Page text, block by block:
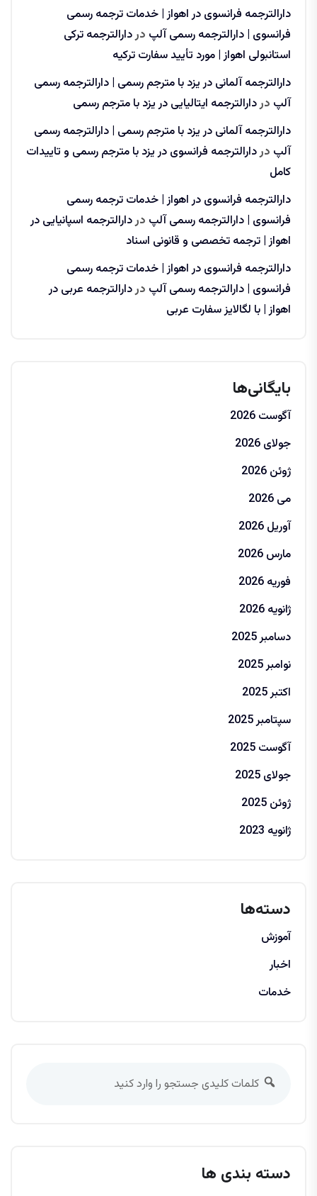
دارالترجمه فرانسوی در اهواز | خدمات ترجمه رسمی
فرانسوی | دارالترجمه رسمی آلپ دردارالترجمه ترکی
استانبولی اهواز | مورد تأیید سفارت ترکیه
دارالترجمه آلمانی در یزد با مترجم رسمی | دارالترجمه رسمی
آلپ دردارالترجمه ایتالیایی در یزد با مترجم رسمی
دارالترجمه آلمانی در یزد با مترجم رسمی | دارالترجمه رسمی
آلپ دردارالترجمه فرانسوی در یزد با مترجم رسمی و تاییدات
کامل
دارالترجمه فرانسوی در اهواز | خدمات ترجمه رسمی
فرانسوی | دارالترجمه رسمی آلپ دردارالترجمه اسپانیایی در
اهواز | ترجمه تخصصی و قانونی اسناد
دارالترجمه فرانسوی در اهواز | خدمات ترجمه رسمی
فرانسوی | دارالترجمه رسمی آلپ دردارالترجمه عربی در
اهواز | با لگالایز سفارت عربی
بایگانی‌ها
آگوست 2026
جولای 2026
ژوئن 2026
می 2026
آوریل 2026
مارس 2026
فوریه 2026
ژانویه 2026
دسامبر 2025
نوامبر 2025
اکتبر 2025
سپتامبر 2025
آگوست 2025
جولای 2025
ژوئن 2025
ژانویه 2023
دسته‌ها
آموزش
اخبار
خدمات
دسته بندی ها